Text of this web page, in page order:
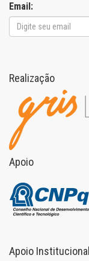
Email:
Realização
Apoio
Apoio Institucional